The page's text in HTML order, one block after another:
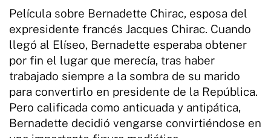
Película sobre Bernadette Chirac, esposa del
expresidente francés Jacques Chirac. Cuando
llegó al Elíseo, Bernadette esperaba obtener
por fin el lugar que merecía, tras haber
trabajado siempre a la sombra de su marido
para convertirlo en presidente de la República.
Pero calificada como anticuada y antipática,
Bernadette decidió vengarse convirtiéndose en